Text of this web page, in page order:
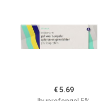
€ 5.69